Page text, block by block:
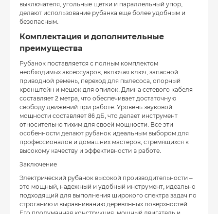
выключателя, угольные щетки и параллельный упор,
делают использование рубанка еще более удобным и
безопасным.
Комплектация и дополнительные
преимущества
Рубанок поставляется с полным комплектом
необходимых аксессуаров, включая ключ, запасной
приводной ремень, переход для пылесоса, опорный
кронштейн и мешок для опилок. Длина сетевого кабеля
составляет 2 метра, что обеспечивает достаточную
свободу движений при работе. Уровень звуковой
мощности составляет 86 дБ, что делает инструмент
относительно тихим для своей мощности. Все эти
особенности делают рубанок идеальным выбором для
профессионалов и домашних мастеров, стремящихся к
высокому качеству и эффективности в работе.
Заключение
Электрический рубанок высокой производительности –
это мощный, надежный и удобный инструмент, идеально
подходящий для выполнения широкого спектра задач по
строганию и выравниванию деревянных поверхностей.